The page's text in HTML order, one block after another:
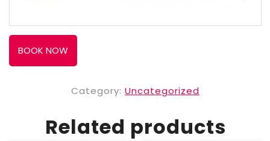
BOOK NOW
Category: Uncategorized
Related products